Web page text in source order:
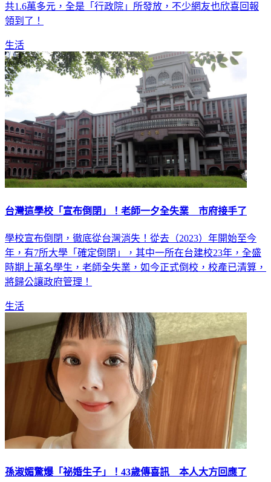
共1.6萬多元，全是「行政院」所發放，不少網友也欣喜回報
領到了！
生活
台灣這學校「宣布倒閉」！老師一夕全失業 市府接手了
學校宣布倒閉，徹底從台灣消失！從去（2023）年開始至今
年，有7所大學「確定倒閉」，其中一所在台建校23年，全盛
時期上萬名學生，老師全失業，如今正式倒校，校產已清算，
將歸公讓政府管理！
生活
孫淑媚驚爆「祕婚生子」！43歲傳喜訊 本人大方回應了